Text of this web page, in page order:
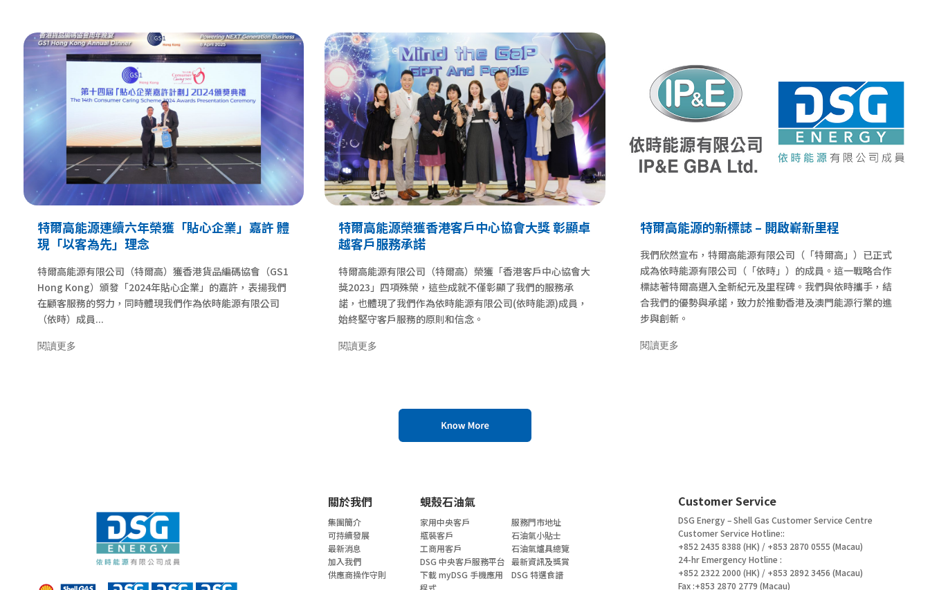
特爾高能源連續六年榮獲「貼心企業」嘉許 體
現「以客為先」理念
特爾高能源有限公司（特爾高）獲香港貨品編碼協會（GS1
Hong Kong）頒發「2024年貼心企業」的嘉許，表揚我們
在顧客服務的努力，同時體現我們作為依時能源有限公司
（依時）成員...
閱讀更多
特爾高能源榮獲香港客戶中心協會大獎 彰顯卓
越客戶服務承諾
特爾高能源有限公司（特爾高）榮獲「香港客戶中心協會大
獎2023」四項殊榮，這些成就不僅彰顯了我們的服務承
諾，也體現了我們作為依時能源有限公司(依時能源)成員，
始終堅守客戶服務的原則和信念。
閱讀更多
特爾高能源的新標誌 – 開啟嶄新里程
我們欣然宣布，特爾高能源有限公司（「特爾高」）已正式
成為依時能源有限公司（「依時」）的成員。這一戰略合作
標誌著特爾高邁入全新紀元及里程碑。我們與依時攜手，結
合我們的優勢與承諾，致力於推動香港及澳門能源行業的進
步與創新。
閱讀更多
關於我們 蜆殼石油氣
集團簡介
可持續發展
最新消息
加入我們
供應商操作守則
家用中央客戶
瓶裝客戶
工商用客戶
DSG 中央客戶服務平台
下載 myDSG 手機應用
程式
服務門市地址
石油氣小貼士
石油氣爐具總覽
最新資訊及獎賞
DSG 特選食譜
Customer Service
DSG Energy – Shell Gas Customer Service Centre
Customer Service Hotline::
+852 2435 8388 (HK) / +853 2870 0555 (Macau)
24-hr Emergency Hotline :
+852 2322 2000 (HK) / +853 2892 3456 (Macau)
Fax :+853 2870 2779 (Macau)